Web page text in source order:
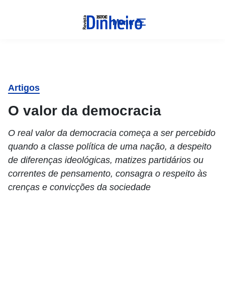
Menu
Artigos
O valor da democracia
O real valor da democracia começa a ser percebido
quando a classe política de uma nação, a despeito
de diferenças ideológicas, matizes partidários ou
correntes de pensamento, consagra o respeito às
crenças e convicções da sociedade